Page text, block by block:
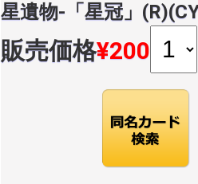
星遺物-「星冠」
販売価格¥200